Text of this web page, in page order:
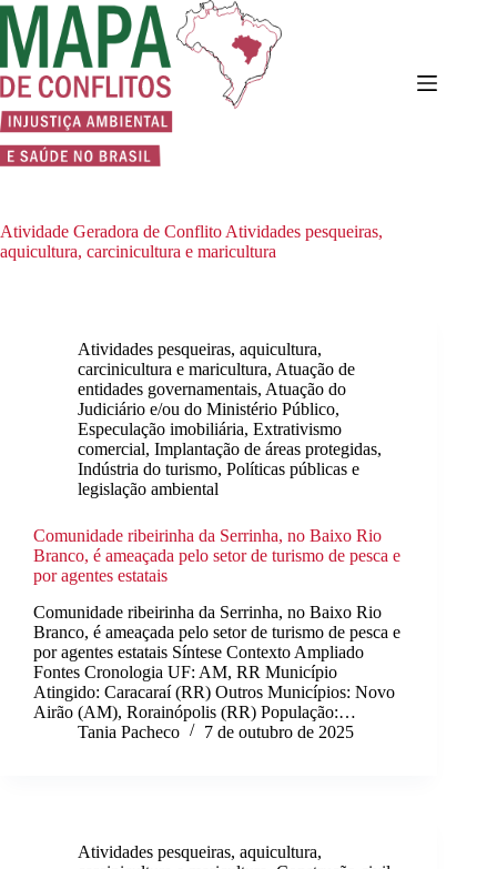
Pular
para
conteúdo
Atividade Geradora de Conflito Atividades pesqueiras,
aquicultura, carcinicultura e maricultura
Atividades pesqueiras, aquicultura,
carcinicultura e maricultura, Atuação de
entidades governamentais, Atuação do
Judiciário e/ou do Ministério Público,
Especulação imobiliária, Extrativismo
comercial, Implantação de áreas protegidas,
Indústria do turismo, Políticas públicas e
legislação ambiental
Comunidade ribeirinha da Serrinha, no Baixo Rio
Branco, é ameaçada pelo setor de turismo de pesca e
por agentes estatais
Comunidade ribeirinha da Serrinha, no Baixo Rio
Branco, é ameaçada pelo setor de turismo de pesca e
por agentes estatais Síntese Contexto Ampliado
Fontes Cronologia UF: AM, RR Município
Atingido: Caracaraí (RR) Outros Municípios: Novo
Airão (AM), Rorainópolis (RR) População:…
Tania Pacheco
7 de outubro de 2025
Atividades pesqueiras, aquicultura,